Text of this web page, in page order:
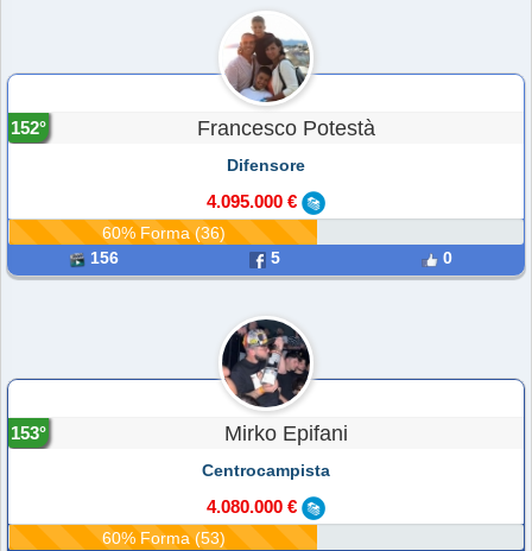
Francesco Potestà
152°
Difensore
4.095.000 €
60% Forma (36)
156
5 0
Mirko Epifani
153°
Centrocampista
4.080.000 €
60% Forma (53)